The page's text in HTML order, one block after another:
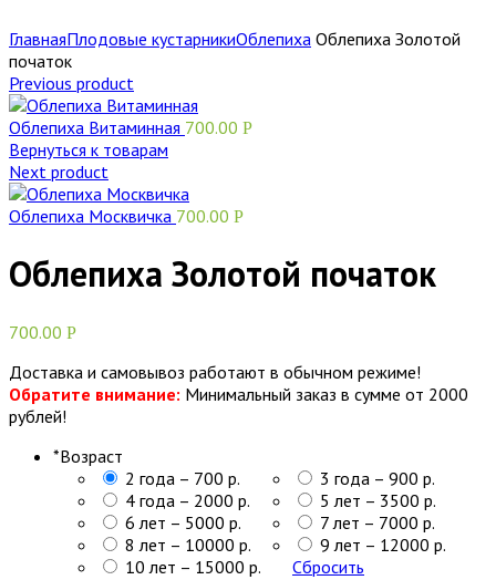
ГлавнаяПлодовые кустарникиОблепиха Облепиха Золотой
початок
Previous product
Облепиха Витаминная 700.00 Р
Вернуться к товарам
Next product
Облепиха Москвичка 700.00 Р
Облепиха Золотой початок
700.00 Р
Доставка и самовывоз работают в обычном режиме!
Обратите внимание: Минимальный заказ в сумме от 2000
рублей!
*Возраст
2 года – 700 р.
3 года – 900 р.
4 года – 2000 р.
5 лет – 3500 р.
6 лет – 5000 р.
7 лет – 7000 р.
8 лет – 10000 р.
9 лет – 12000 р.
10 лет – 15000 р.
Сбросить